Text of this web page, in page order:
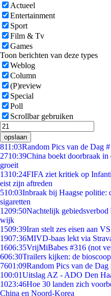
Actueel
Entertainment
Sport
Film & Tv
Games
Toon berichten van deze types
Weblog
Column
(P)review
Special
Poll
Scrollbar gebruiken
opslaan
811:03Random Pics van de Dag
2710:39China boekt doorbraak
groeit
1310:24FIFA ziet kritiek op
eist zijn aftreden
510:03Inbraak bij Haagse politie:
sigaretten
1209:50Nachtelijk gebiedsverbod
wijk
1509:39Iran stelt zes eisen aan
1907:36MIVD-baas lekt via
1606:35VrijMiBabes #316 (not
606:30Trailers kijken: de
7601:09Random Pics van de Dag
100:01Uitslag AZ - ADO Den
1023:46Hoe 30 landen zich
China en Noord-Korea